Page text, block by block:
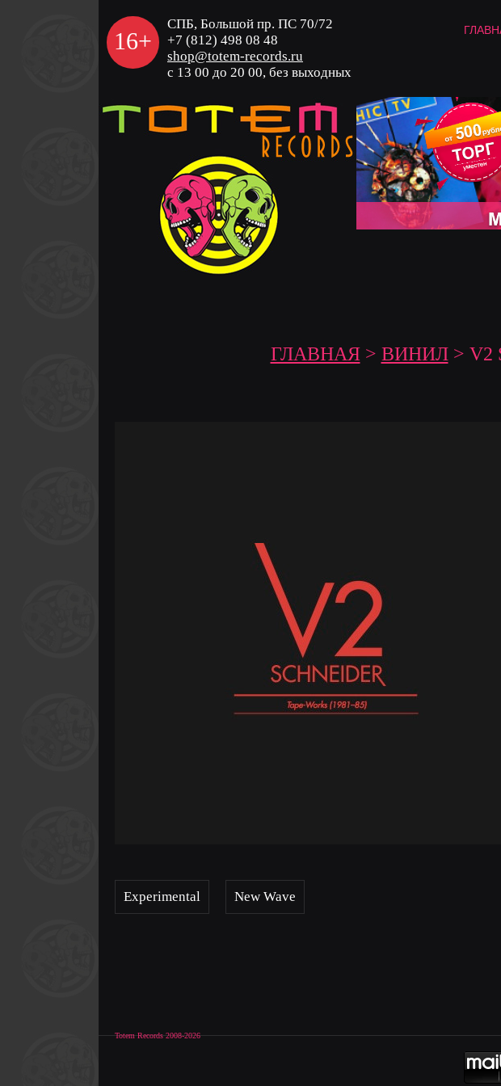
16+
СПБ, Большой пр. ПС 70/72
+7 (812) 498 08 48
shop@totem-records.ru
с 13 00 до 20 00, без выходных
ГЛАВНАЯ> ВИНИЛ> V2
Experimental New Wave
Totem Records 2008-2026